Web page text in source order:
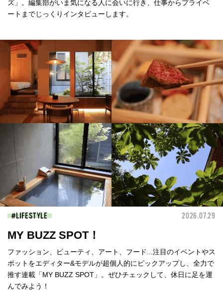
ズ」。編集部がいま気になる人に会いに行き、仕事からプライベ
ートまでじっくりインタビューします。
LIFESTYLE 2026.07.29
MY BUZZ SPOT！
ファッション、ビューティ、アート、フード...注目のイベントやス
ポットをエディター&モデルが超個人的にピックアップし、全力で
推す連載「MY BUZZ SPOT」。ぜひチェックして、休日に足を運
んでみよう！